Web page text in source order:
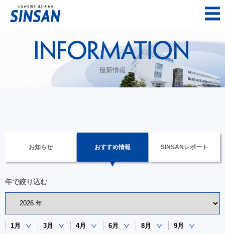
最新情報
お知らせ おすすめ情報 SINSANレポート
年で絞り込む
1月 3月 4月 6月 8月
9月